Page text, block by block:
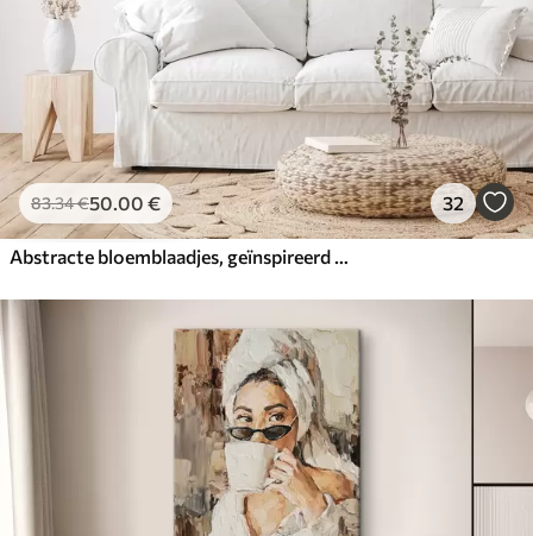
83.34€50.00 € 32
Abstracte bloemblaadjes, geïnspireerd op de schilderkunst